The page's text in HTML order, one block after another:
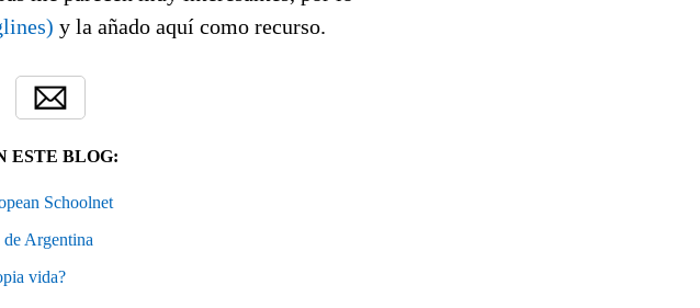
y la añado aquí como recurso.
ESTE BLOG:
Schoolnet
Argentina
vida?